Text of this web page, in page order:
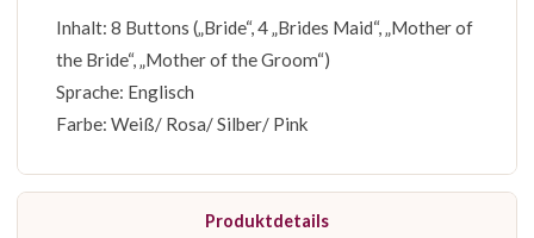
Inhalt: 8 Buttons („Bride“, 4 „Brides Maid“, „Mother of
the Bride“, „Mother of the Groom“)
Sprache: Englisch
Farbe: Weiß/ Rosa/ Silber/ Pink
Produktdetails